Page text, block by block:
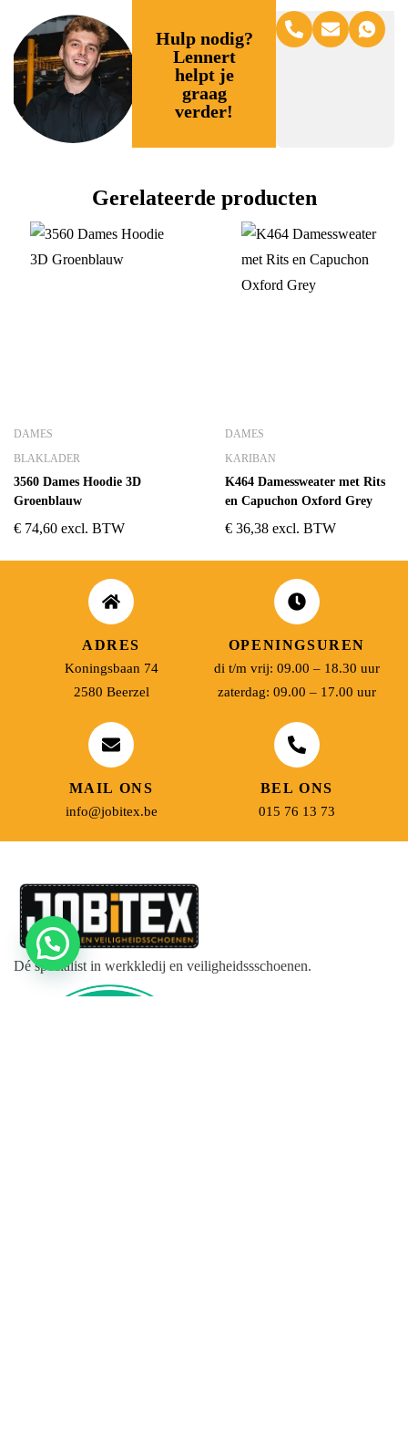
Hulp nodig?
Lennert
helpt je
graag
verder!
Gerelateerde producten
DAMES
BLAKLADER
3560 Dames Hoodie 3D
Groenblauw
€ 74,60 excl. BTW
DAMES
KARIBAN
K464 Damessweater met Rits
en Capuchon Oxford Grey
€ 36,38 excl. BTW
ADRES
Koningsbaan 74
2580 Beerzel
OPENINGSUREN
di t/m vrij: 09.00 – 18.30 uur
zaterdag: 09.00 – 17.00 uur
MAIL ONS
info@jobitex.be
BEL ONS
015 76 13 73
Dé specialist in werkkledij en veiligheidssschoenen.